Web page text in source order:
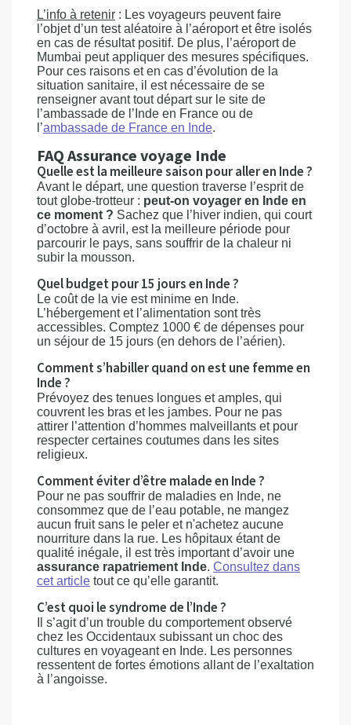
L’info à retenir : Les voyageurs peuvent faire
l’objet d’un test aléatoire à l’aéroport et être isolés
en cas de résultat positif. De plus, l’aéroport de
Mumbai peut appliquer des mesures spécifiques.
Pour ces raisons et en cas d’évolution de la
situation sanitaire, il est nécessaire de se
renseigner avant tout départ sur le site de
l’ambassade de l’Inde en France ou de
l’ambassade de France en Inde.
FAQ Assurance voyage Inde
Quelle est la meilleure saison pour aller en Inde ?
Avant le départ, une question traverse l’esprit de
tout globe-trotteur : peut-on voyager en Inde en
ce moment ? Sachez que l’hiver indien, qui court
d’octobre à avril, est la meilleure période pour
parcourir le pays, sans souffrir de la chaleur ni
subir la mousson.
Quel budget pour 15 jours en Inde ?
Le coût de la vie est minime en Inde.
L’hébergement et l’alimentation sont très
accessibles. Comptez 1000 € de dépenses pour
un séjour de 15 jours (en dehors de l’aérien).
Comment s’habiller quand on est une femme en
Inde ?
Prévoyez des tenues longues et amples, qui
couvrent les bras et les jambes. Pour ne pas
attirer l’attention d’hommes malveillants et pour
respecter certaines coutumes dans les sites
religieux.
Comment éviter d’être malade en Inde ?
Pour ne pas souffrir de maladies en Inde, ne
consommez que de l’eau potable, ne mangez
aucun fruit sans le peler et n'achetez aucune
nourriture dans la rue. Les hôpitaux étant de
qualité inégale, il est très important d’avoir une
assurance rapatriement Inde. Consultez dans
cet article tout ce qu’elle garantit.
C’est quoi le syndrome de l’Inde ?
Il s’agit d’un trouble du comportement observé
chez les Occidentaux subissant un choc des
cultures en voyageant en Inde. Les personnes
ressentent de fortes émotions allant de l’exaltation
à l’angoisse.